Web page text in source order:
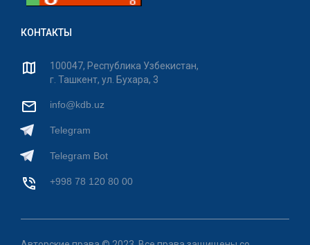
КОНТАКТЫ
100047, Республика Узбекистан,
г. Ташкент, ул. Бухара, 3
info@kdb.uz
Telegram
Telegram Bot
+998 78 120 80 00